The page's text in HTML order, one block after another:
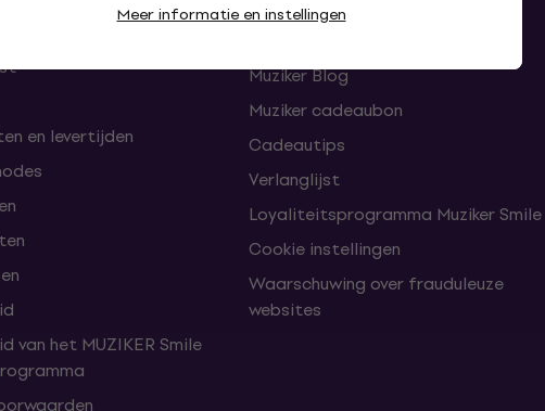
Meer informatie en instellingen
van de
en levertijden
van het MUZIKER Smile
Muziker Blog
Muziker cadeaubon
Cadeautips
Verlanglijst
Loyaliteitsprogramma Muziker Smile
Cookie instellingen
Waarschuwing over frauduleuze
websites